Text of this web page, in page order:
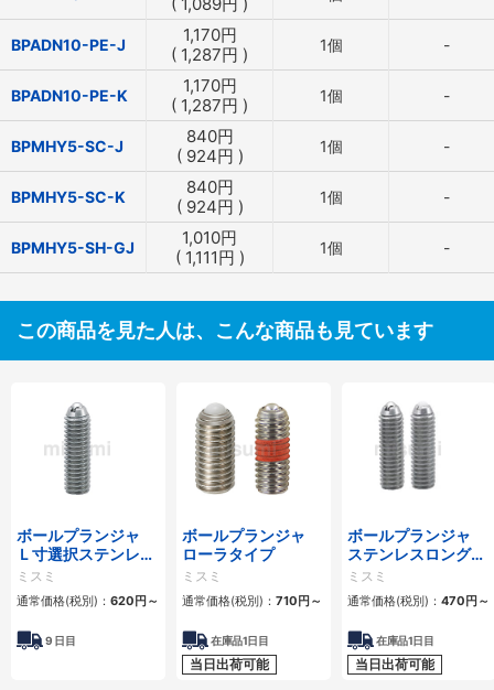
BPADN10-PE-J 1,170円
( 1,287円 ) 1個 -
BPADN10-PE-K 1,170円
( 1,287円 ) 1個 -
BPMHY5-SC-J 840円
( 924円 ) 1個 -
BPMHY5-SC-K 840円
( 924円 ) 1個 -
BPMHY5-SH-GJ 1,010円
( 1,111円 ) 1個 -
この商品を見た人は、こんな商品も見ています
ボールプランジャ
Ｌ寸選択ステンレス
ロングタイプ
ミスミ
通常価格(税別)： 620円～
9 日目
ボールプランジャ
ローラタイプ
ミスミ
通常価格(税別)： 710円～
在庫品1日目
当日出荷可能
ボールプランジャ
ステンレスロングタ
イプ
ミスミ
通常価格(税別)： 470円～
在庫品1日目
当日出荷可能